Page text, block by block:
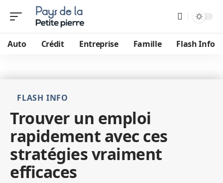
Auto Crédit Entreprise Famille Flash Info
FLASH INFO
Trouver un emploi
rapidement avec ces
stratégies vraiment
efficaces